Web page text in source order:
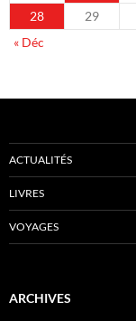
28 29
« Déc
ACTUALITÉS
LIVRES
VOYAGES
ARCHIVES